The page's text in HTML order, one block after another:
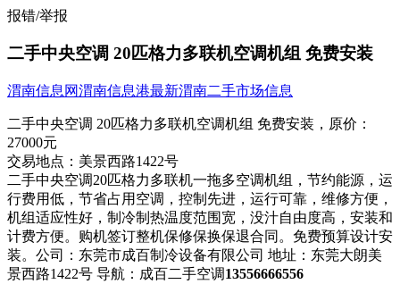
报错/举报
二手中央空调 20匹格力多联机空调机组 免费安装
渭南信息网渭南信息港最新渭南二手市场信息
二手中央空调 20匹格力多联机空调机组 免费安装， 原价：
27000元
交易地点： 美景西路1422号
二手中央空调20匹格力多联机一拖多空调机组，节约能​‌‌源，运
行费用低，节省占用空调，控制先进，运行可靠，维修方便，
机组适应性好，制冷制热温度范围宽，没汁自由度高，安装和
计费方便。购机签订整机保修保换保退合同。免费预算设计安
装。公司：东莞市成百制冷设备有限公司 地址：东莞大朗美
景西路1422号 导航：成百二手空调13556666556